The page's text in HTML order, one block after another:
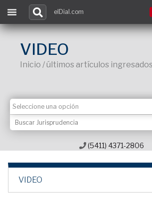
Contacto
elDial.com
VIDEO
Inicio / últimos artículos ingresados
(5411) 4371-2806
VIDEO